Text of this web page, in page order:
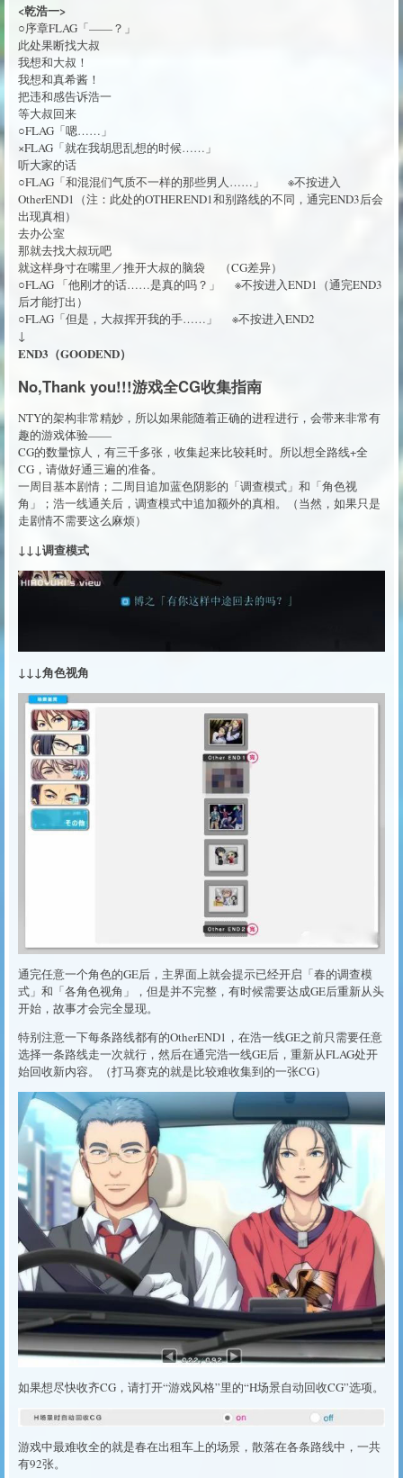
<乾浩一>
○序章FLAG「——？」
此处果断找大叔
我想和大叔！
我想和真希酱！
把违和感告诉浩一
等大叔回来
○FLAG「嗯……」
×FLAG「就在我胡思乱想的时候……」
听大家的话
○FLAG「和混混们气质不一样的那些男人……」 ※不按进入
OtherEND1（注：此处的OTHEREND1和别路线的不同，通完END3后会
出现真相）
去办公室
那就去找大叔玩吧
就这样身寸在嘴里／推开大叔的脑袋 （CG差异）
○FLAG 「他刚才的话……是真的吗？」 ※不按进入END1（通完END3
后才能打出）
○FLAG「但是，大叔挥开我的手……」 ※不按进入END2
↓
END3（GOODEND）
No,Thank you!!!游戏全CG收集指南
NTY的架构非常精妙，所以如果能随着正确的进程进行，会带来非常有
趣的游戏体验——
CG的数量惊人，有三千多张，收集起来比较耗时。所以想全路线+全
CG，请做好通三遍的准备。
一周目基本剧情；二周目追加蓝色阴影的「调查模式」和「角色视
角」；浩一线通关后，调查模式中追加额外的真相。（当然，如果只是
走剧情不需要这么麻烦）
↓↓↓调查模式
↓↓↓角色视角
通完任意一个角色的GE后，主界面上就会提示已经开启「春的调查模
式」和「各角色视角」，但是并不完整，有时候需要达成GE后重新从头
开始，故事才会完全显现。
特别注意一下每条路线都有的OtherEND1，在浩一线GE之前只需要任意
选择一条路线走一次就行，然后在通完浩一线GE后，重新从FLAG处开
始回收新内容。（打马赛克的就是比较难收集到的一张CG）
如果想尽快收齐CG，请打开“游戏风格”里的“H场景自动回收CG”选项。
游戏中最难收全的就是春在出租车上的场景，散落在各条路线中，一共
有92张。